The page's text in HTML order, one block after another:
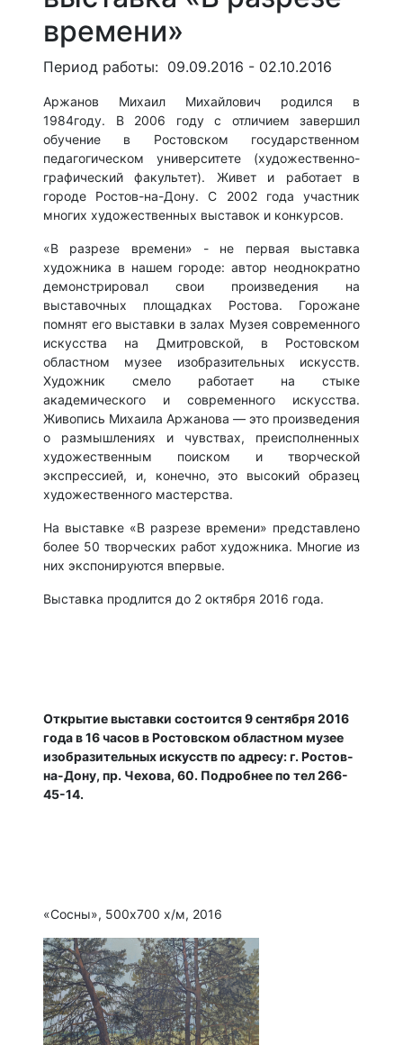
времени»
Период работы: 09.09.2016 - 02.10.2016
Аржанов Михаил Михайлович родился в
1984году. В 2006 году с отличием завершил
обучение в Ростовском государственном
педагогическом университете (художественно-
графический факультет). Живет и работает в
городе Ростов-на-Дону. С 2002 года участник
многих художественных выставок и конкурсов.
«В разрезе времени» - не первая выставка
художника в нашем городе: автор неоднократно
демонстрировал свои произведения на
выставочных площадках Ростова. Горожане
помнят его выставки в залах Музея современного
искусства на Дмитровской, в Ростовском
областном музее изобразительных искусств.
Художник смело работает на стыке
академического и современного искусства.
Живопись Михаила Аржанова — это произведения
о размышлениях и чувствах, преисполненных
художественным поиском и творческой
экспрессией, и, конечно, это высокий образец
художественного мастерства.
На выставке «В разрезе времени» представлено
более 50 творческих работ художника. Многие из
них экспонируются впервые.
Выставка продлится до 2 октября 2016 года.
Открытие выставки состоится 9 сентября 2016
года в 16 часов в Ростовском областном музее
изобразительных искусств по адресу: г. Ростов-
на-Дону, пр. Чехова, 60. Подробнее по тел 266-
45-14.
«Сосны», 500х700 х/м, 2016